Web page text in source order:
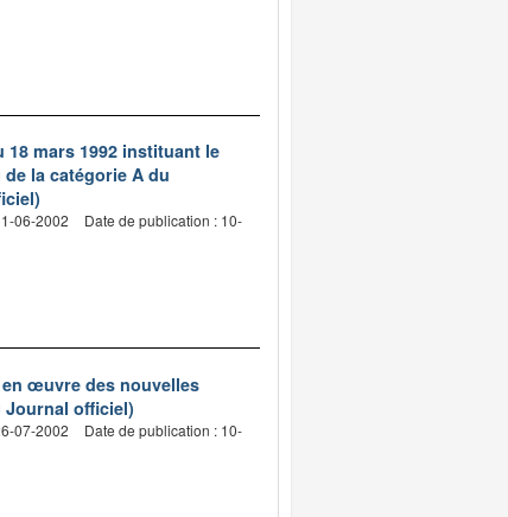
mars 1992 instituant le
la catégorie A du
06-2002
Date de publication : 10-
en œuvre des nouvelles
Journal officiel)
07-2002
Date de publication : 10-